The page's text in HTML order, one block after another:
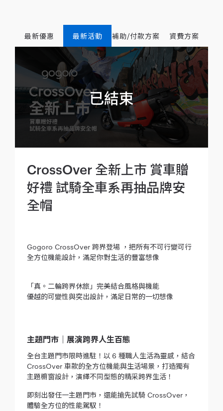
最新優惠 最新活動 補助/付款方案 資費方案
CrossOver 全新上市 賞車贈
好禮 試騎全車系再抽品牌安
全帽
Gogoro CrossOver 跨界登場 ，把所有不可行變可行
全方位機能設計，滿足你對生活的豐富想像
「真。二輪跨界休旅」完美結合風格與機能
優越的可變性與突出設計，滿足日常的一切想像
主題門市｜展演跨界人生百態
全台主題門市限時進駐！以 6 種職人生活為靈感，結合
CrossOver 車款的全方位機能與生活場景，打造獨有
主題櫥窗設計，演繹不同型態的精采跨界生活！
即刻出發任一主題門市，還能搶先試騎 CrossOver，
體驗全方位的性能駕馭！